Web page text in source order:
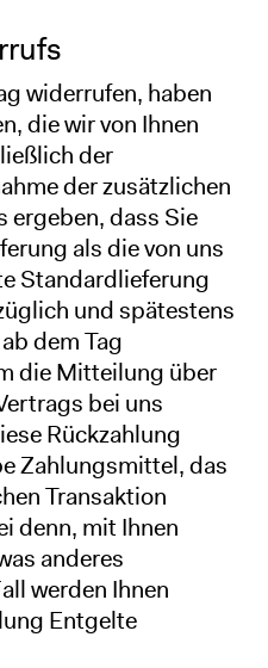
widerrufen, haben
die wir von Ihnen
der
der zusätzlichen
ergeben, dass Sie
als die von uns
Standardlieferung
und spätestens
dem Tag
die Mitteilung über
bei uns
Rückzahlung
Zahlungsmittel, das
Transaktion
denn, mit Ihnen
anderes
werden Ihnen
Entgelte